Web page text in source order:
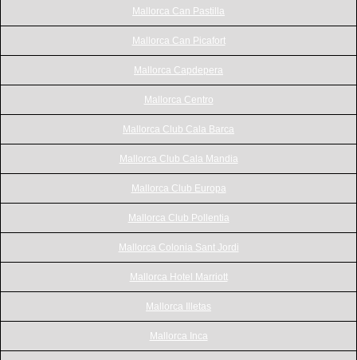
Mallorca Can Pastilla
Mallorca Can Picafort
Mallorca Capdepera
Mallorca Centro
Mallorca Club Cala Barca
Mallorca Club Cala Mandia
Mallorca Club Europa
Mallorca Club Pollentia
Mallorca Colonia Sant Jordi
Mallorca Hotel Marriott
Mallorca Illetas
Mallorca Inca